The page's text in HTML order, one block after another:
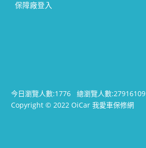
保障廠登入
今日瀏覽人數:1776總瀏覽人數:27916109
Copyright © 2022 OiCar 我愛車保修網